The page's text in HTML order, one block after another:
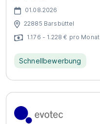
01.08.2026
22885 Barsbüttel
1.176 - 1.228 € pro Monat
Schnellbewerbung